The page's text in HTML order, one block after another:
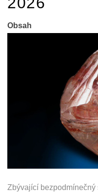
Obsah
Zbývající bezpodmínečný